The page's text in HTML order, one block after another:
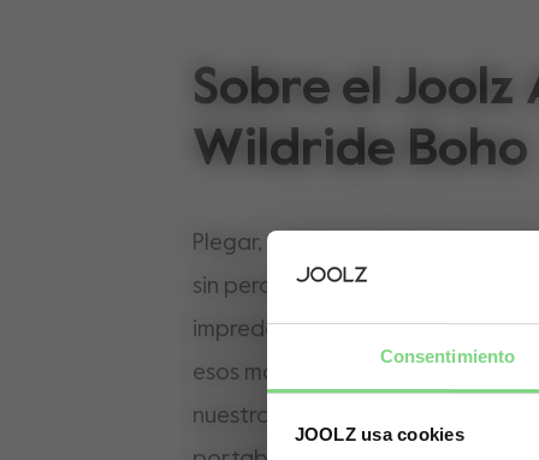
Consentimiento
JOOLZ usa cookies
Sobre el Joolz
Wildride Boho
Plegar, maniobrar, llevar en
sin perder el ritmo. La vida con un
impredecible, y este bundle está
esos momentos. El Joolz Aer² x
nuestra silla de paseo ligera con